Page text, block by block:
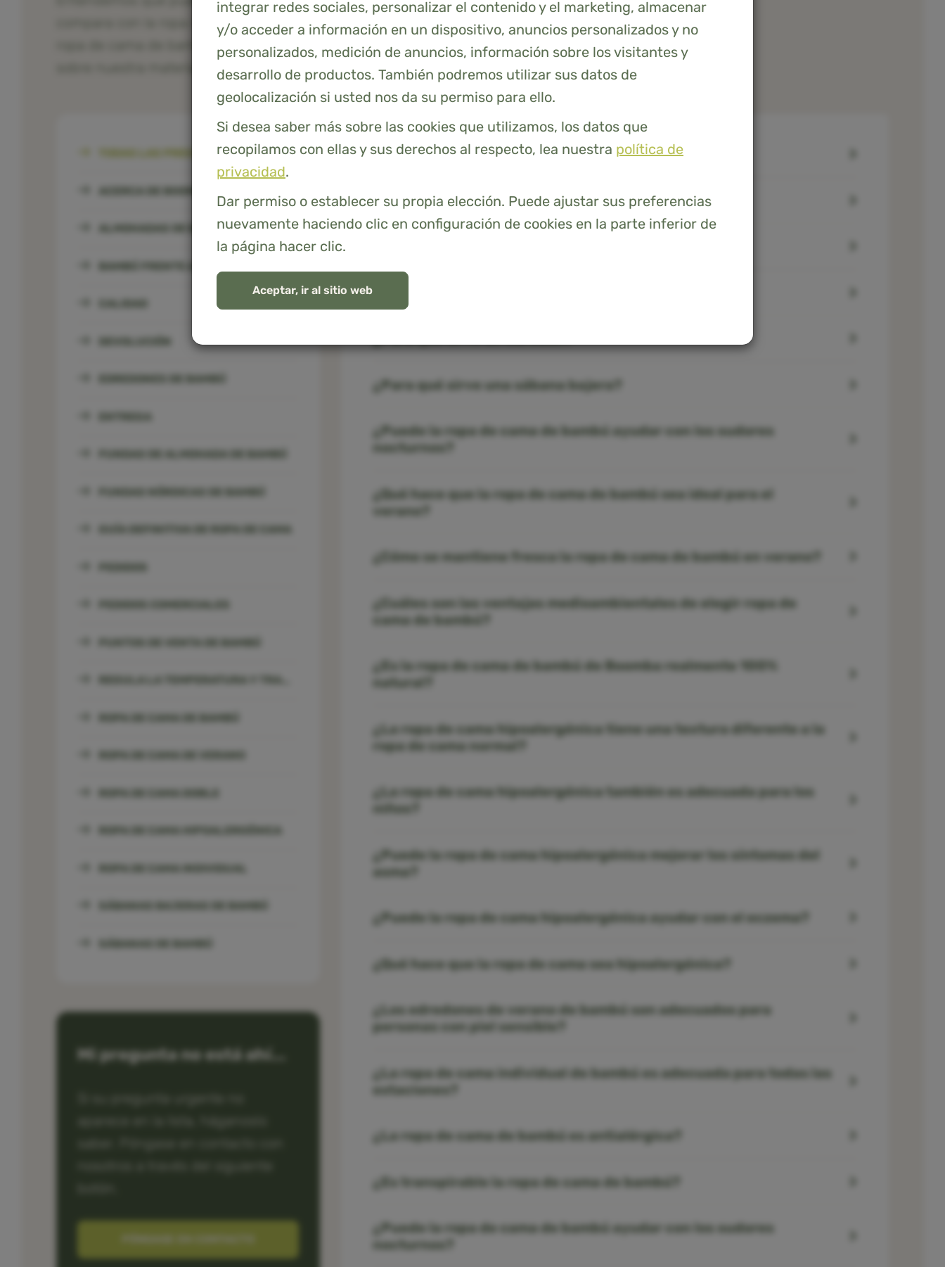
compara con la ropa de cama tradicional. Tanto si desea conocer los beneficios de la
ropa de cama de bambú como las instrucciones de cuidado o si quiere saber más
sobre nuestra materia prima favorita, el bambú, aquí lo tenemos todo para usted.
TODAS LAS PREGUNTAS
ALMOHADAS DE BAMBÚ
Mi pregunta no está ahí...
¿Para qué sirve una funda de almohada?
¿Para qué sirve una almohada?
¿Para qué sirve una funda nórdica?
¿Para qué sirve una sábana bajera?
¿Puede la ropa de cama de bambú ayudar con los sudores
nocturnos?
¿Qué hace que la ropa de cama de bambú sea ideal para el
verano?
¿Cómo se mantiene fresca la ropa de cama de bambú en verano?
¿Cuáles son las ventajas medioambientales de elegir ropa de
cama de bambú?
¿Es la ropa de cama de bambú de Boomba realmente 100%
natural?
¿La ropa de cama hipoalergénica tiene una textura diferente a la
ropa de cama normal?
¿La ropa de cama hipoalergénica también es adecuada para los
niños?
¿Puede la ropa de cama hipoalergénica mejorar los síntomas del
asma?
¿Puede la ropa de cama hipoalergénica ayudar con el eczema?
¿Qué hace que la ropa de cama sea hipoalergénica?
¿Los edredones de verano de bambú son adecuados para
personas con piel sensible?
¿La ropa de cama individual de bambú es adecuada para todas las
estaciones?
¿La ropa de cama de bambú es antialérgica?
¿Es transpirable la ropa de cama de bambú?
¿Puede la ropa de cama de bambú ayudar con los sudores
nocturnos?
integrar redes sociales, personalizar el contenido y el marketing, almacenar
y/o acceder a información en un dispositivo, anuncios personalizados y no
personalizados, medición de anuncios, información sobre los visitantes y
desarrollo de productos. También podremos utilizar sus datos de
geolocalización si usted nos da su permiso para ello.
Si desea saber más sobre las cookies que utilizamos, los datos que
recopilamos con ellas y sus derechos al respecto, lea nuestra política de
privacidad.
Dar permiso o establecer su propia elección. Puede ajustar sus preferencias
nuevamente haciendo clic en configuración de cookies en la parte inferior de
la página hacer clic.
Aceptar, ir al sitio web